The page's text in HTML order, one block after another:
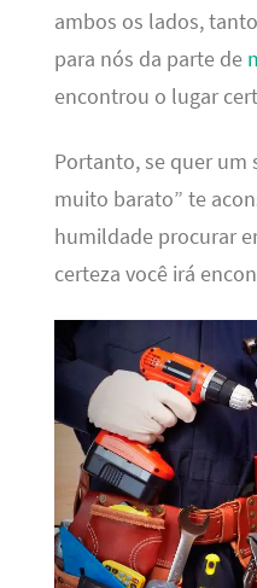
ambos os lados,
para nós da parte de
encontrou o lugar
Portanto, se quer um
muito barato” te
humildade procurar
certeza você irá